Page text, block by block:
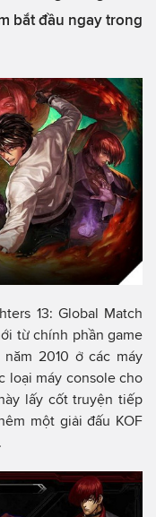
bắt đầu ngay trong
13: Global Match
từ chính phần game
năm 2010 ở các máy
loại máy console cho
lấy cốt truyện tiếp
một giải đấu KOF